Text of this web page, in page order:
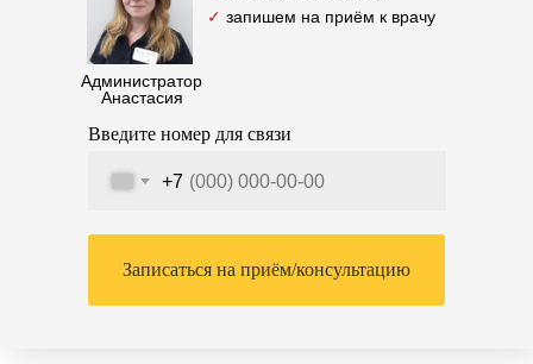
Введите номер для связи
+7
Записаться на приём/консультацию
Администратор
Анастасия
✓ запишем на приём к врачу